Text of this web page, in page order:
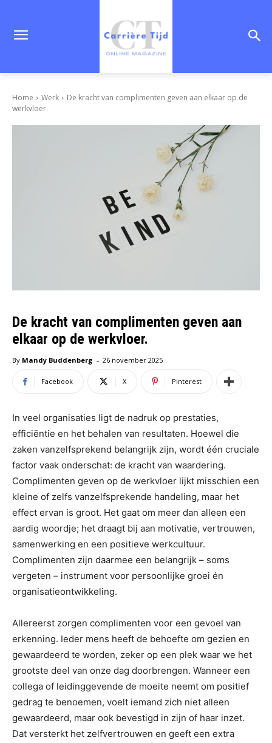
Home Werk
De kracht van complimenten geven aan elkaar op de
werkvloer.
De kracht van complimenten geven aan
elkaar op de werkvloer.
By Mandy Buddenberg - 26 november 2025
Facebook X Pinterest
In veel organisaties ligt de nadruk op prestaties,
efficiëntie en het behalen van resultaten. Hoewel die
zaken vanzelfsprekend belangrijk zijn, wordt één cruciale
factor vaak onderschat: de kracht van waardering.
Complimenten geven op de werkvloer lijkt misschien een
kleine of zelfs vanzelfsprekende handeling, maar het
effect ervan is groot. Het gaat om meer dan alleen een
aardig woordje; het draagt bij aan motivatie, vertrouwen,
samenwerking en een positieve werkcultuur.
Complimenten zijn daarmee een belangrijk – soms
vergeten – instrument voor persoonlijke groei én
organisatieontwikkeling.
Allereerst zorgen complimenten voor een gevoel van
erkenning. Ieder mens heeft de behoefte om gezien en
gewaardeerd te worden, zeker op een plek waar we het
grootste deel van onze dag doorbrengen. Wanneer een
collega of leidinggevende de moeite neemt om positief
gedrag te benoemen, voelt iemand zich niet alleen
gewaardeerd, maar ook bevestigd in zijn of haar inzet.
Dat versterkt het zelfvertrouwen en geeft een extra